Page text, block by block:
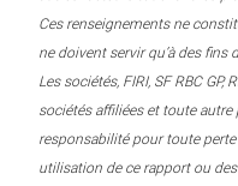
Ces renseignements ne
ne doivent servir qu’à des fins
Les sociétés, FIRI, SF RBC GP,
sociétés affiliées et toute autre
responsabilité pour toute
utilisation de ce rapport ou